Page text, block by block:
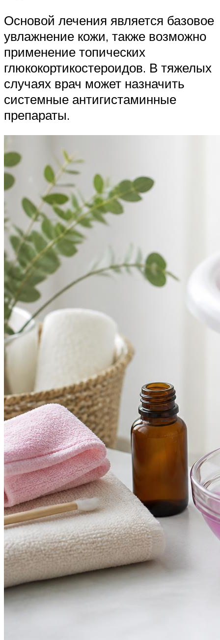
Основой лечения является базовое
увлажнение кожи, также возможно
применение топических
глюкокортикостероидов. В тяжелых
случаях врач может назначить
системные антигистаминные
препараты.